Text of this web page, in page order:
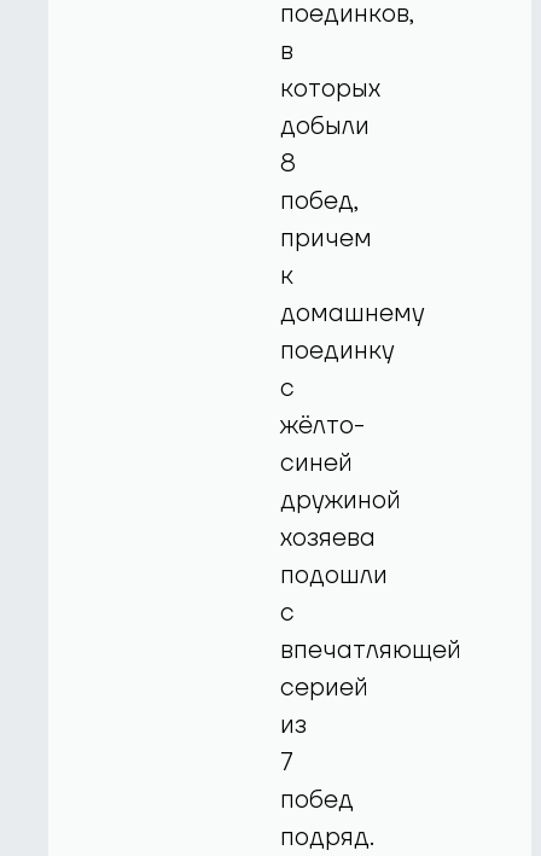
поединков,
в
которых
добыли
8
побед,
причем
к
домашнему
поединку
с
жёлто-
синей
дружиной
хозяева
подошли
с
впечатляющей
серией
из
7
побед
подряд.